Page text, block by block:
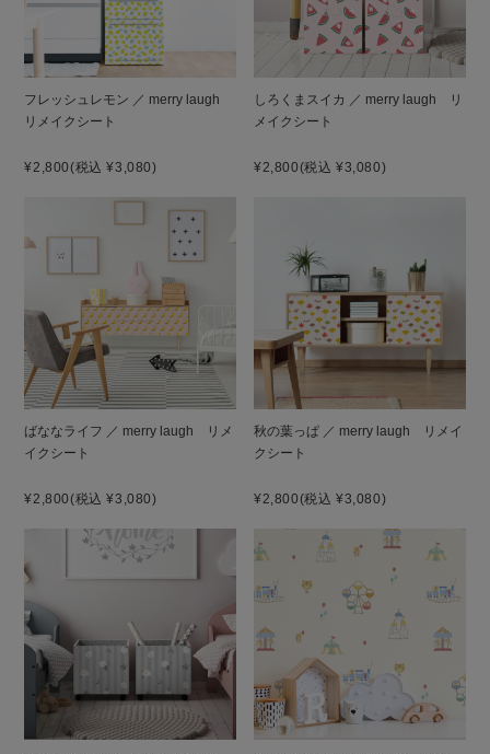
フレッシュレモン ／ merry laugh
リメイクシート
¥2,800(税込 ¥3,080)
しろくまスイカ ／ merry laugh リ
メイクシート
¥2,800(税込 ¥3,080)
ばななライフ ／ merry laugh リメ
イクシート
¥2,800(税込 ¥3,080)
秋の葉っぱ ／ merry laugh リメイ
クシート
¥2,800(税込 ¥3,080)